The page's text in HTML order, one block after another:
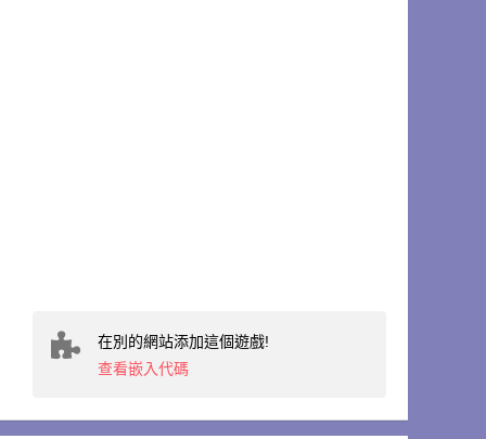
在別的網站添加這個遊戲!
查看嵌入代碼